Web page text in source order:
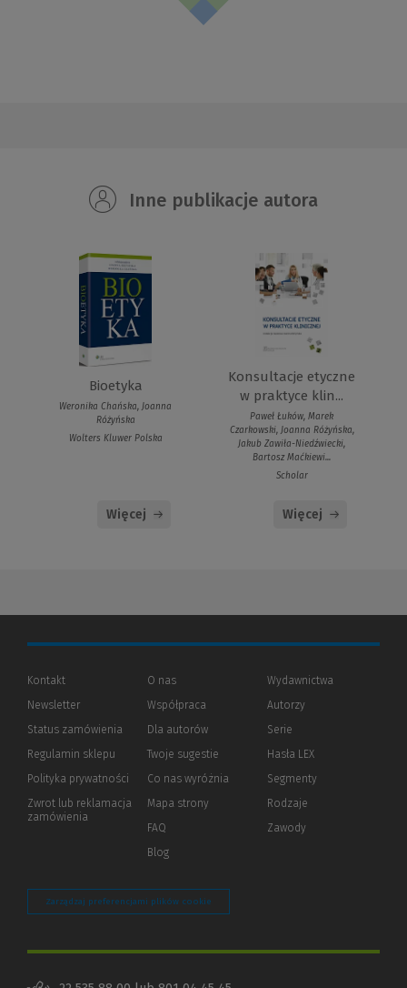
Inne publikacje autora
Bioetyka
Weronika Chańska, Joanna
Różyńska
Wolters Kluwer Polska
Więcej
Konsultacje etyczne
w praktyce klin...
Paweł Łuków, Marek
Czarkowski, Joanna Różyńska,
Jakub Zawiła-Niedźwiecki,
Bartosz Maćkiewi...
Scholar
Więcej
Kontakt
Newsletter
Status zamówienia
Regulamin sklepu
Polityka prywatności (Nowe
(Link
innej
Zwrot lub reklamacja
zamówienia
O nas
Współpraca
Dla autorów(Nowe
(Link
innej
strony)
Twoje sugestie
Co nas wyróżnia
Mapa strony
FAQ
Blog
Wydawnictwa
Autorzy
Serie
Hasła LEX
Segmenty
Rodzaje
Zawody
Zarządzaj preferencjami plików cookie